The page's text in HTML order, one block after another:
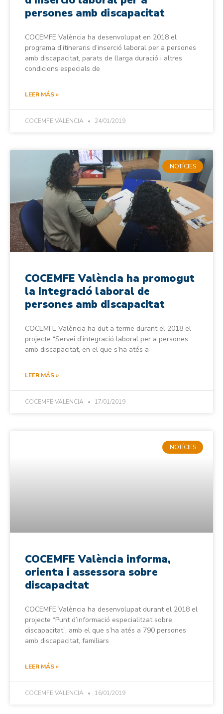
persones amb discapacitat
COCEMFE València ha desenvolupat en 2018 el
programa d’itineraris d’inserció laboral per a persones
amb discapacitat, parats de llarga duració i altres
condicions especials de
LEER MÁS »
COCEMFE VALENCIA 24/01/2019
NOTÍCIES
COCEMFE València ha promogut
la integració laboral de
persones amb discapacitat
COCEMFE València ha dut a terme durant el 2018 el
projecte “Servei d’integració laboral per a persones
amb discapacitat, en el que s’ha atés a
LEER MÁS »
COCEMFE VALENCIA 17/01/2019
NOTÍCIES
COCEMFE València informa,
orienta i assessora sobre
discapacitat
COCEMFE València ha desenvolupat durant el 2018 el
projecte “Punt d’informació especialitzat sobre
discapacitat”, amb el que s’ha atés a 790 persones
amb discapacitat, familiars
LEER MÁS »
COCEMFE VALENCIA 16/01/2019